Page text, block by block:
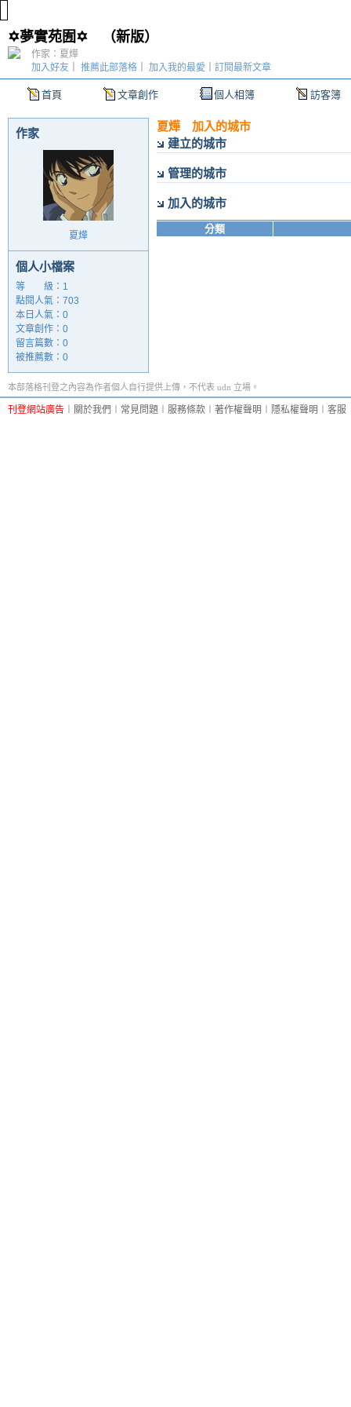
✡夢實苑囿✡ （新版）
首頁 文章創作 個人相簿 訪客簿
加入好友 推薦此部落格 加入我的最愛 訂閱最新文章
作家：夏燁
作家
夏燁
個人小檔案
等 級：1
點閱人氣：703
本日人氣：0
文章創作：0
留言篇數：0
被推薦數： 0
夏燁 加入的城市
建立的城市
管理的城市
加入的城市
分類
本部落格刊登之內容為作者個人自行提供上傳，不代表 udn 立場。
刊登網站廣告 關於我們 常見問題 服務條款 著作權聲明 隱私權聲明 客服